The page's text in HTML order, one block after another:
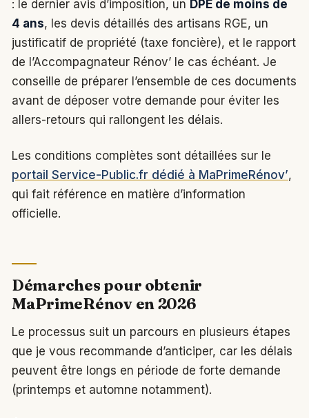
: le dernier avis d’imposition, un DPE de moins de
4 ans, les devis détaillés des artisans RGE, un
justificatif de propriété (taxe foncière), et le rapport
de l’Accompagnateur Rénov’ le cas échéant. Je
conseille de préparer l’ensemble de ces documents
avant de déposer votre demande pour éviter les
allers-retours qui rallongent les délais.
Les conditions complètes sont détaillées sur le
portail Service-Public.fr dédié à MaPrimeRénov’,
qui fait référence en matière d’information
officielle.
Démarches pour obtenir
MaPrimeRénov en 2026
Le processus suit un parcours en plusieurs étapes
que je vous recommande d’anticiper, car les délais
peuvent être longs en période de forte demande
(printemps et automne notamment).